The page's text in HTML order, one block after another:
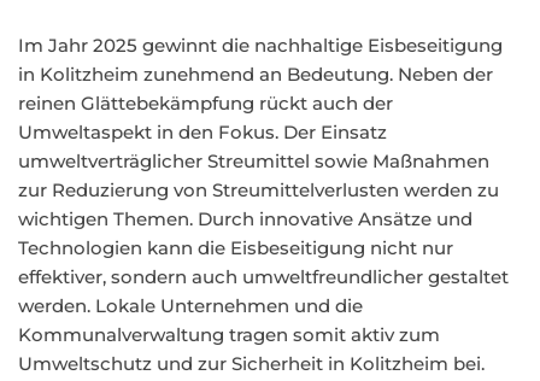
Im Jahr 2025 gewinnt die nachhaltige Eisbeseitigung
in Kolitzheim zunehmend an Bedeutung. Neben der
reinen Glättebekämpfung rückt auch der
Umweltaspekt in den Fokus. Der Einsatz
umweltverträglicher Streumittel sowie Maßnahmen
zur Reduzierung von Streumittelverlusten werden zu
wichtigen Themen. Durch innovative Ansätze und
Technologien kann die Eisbeseitigung nicht nur
effektiver, sondern auch umweltfreundlicher gestaltet
werden. Lokale Unternehmen und die
Kommunalverwaltung tragen somit aktiv zum
Umweltschutz und zur Sicherheit in Kolitzheim bei.